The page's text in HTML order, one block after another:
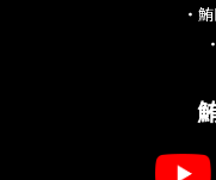
・
・